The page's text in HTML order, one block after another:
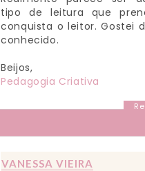
tipo de leitura que
conquista o leitor. Gostei
conhecido.
Beijos,
Pedagogia Criativa
VANESSA VIEIRA